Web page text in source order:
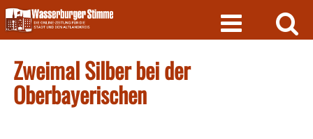
Skip
to
content
Zweimal Silber bei der
Oberbayerischen